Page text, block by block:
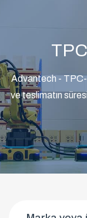
Advantech - TPC-
ve teslimatın